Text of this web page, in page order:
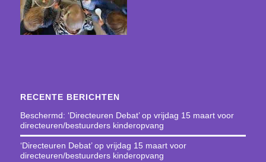
RECENTE BERICHTEN
Beschermd: ‘Directeuren Debat’ op vrijdag 15 maart voor
directeuren/bestuurders kinderopvang
‘Directeuren Debat’ op vrijdag 15 maart voor
directeuren/bestuurders kinderopvang